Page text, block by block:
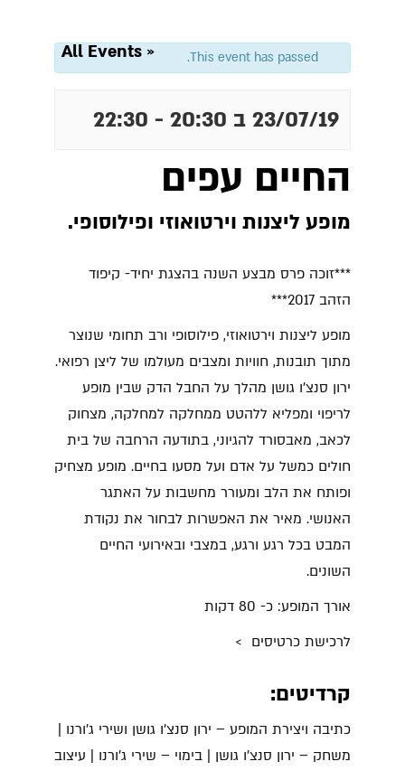
« All Events This event has passed.
23/07/19 ב 20:30 -
22:30
החיים עפים
מופע ליצנות וירטואוזי ופילוסופי.
***זוכה פרס מבצע השנה בהצגת יחיד- קיפוד
הזהב 2017***
מופע ליצנות וירטואוזי, פילוסופי ורב תחומי שנוצר
מתוך תובנות, חוויות ומצבים מעולמו של ליצן רפואי.
ירון סנצ'ו גושן מהלך על החבל הדק שבין מופע
לריפוי ומפליא ללהטט ממחלקה למחלקה, מצחוק
לכאב, מאבסורד להגיוני, בתודעה הרחבה של בית
חולים כמשל על אדם ועל מסעו בחיים. מופע מצחיק
ופותח את הלב ומעורר מחשבות על האתגר
האנושי. מאיר את האפשרות לבחור את נקודת
המבט בכל רגע ורגע, במצבי ובאירועי החיים
השונים.
אורך המופע: כ- 80 דקות
לרכישת כרטיסים >
קרדיטים:
כתיבה ויצירת המופע – ירון סנצ'ו גושן ושירי ג'ורנו |
משחק – ירון סנצ'ו גושן | בימוי – שירי ג'ורנו | עיצוב